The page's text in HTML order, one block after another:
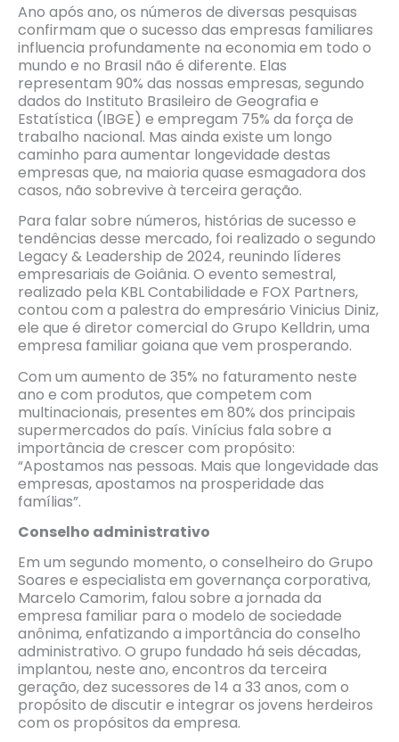
Ano após ano, os números de diversas pesquisas
confirmam que o sucesso das empresas familiares
influencia profundamente na economia em todo o
mundo e no Brasil não é diferente. Elas
representam 90% das nossas empresas, segundo
dados do Instituto Brasileiro de Geografia e
Estatística (IBGE) e empregam 75% da força de
trabalho nacional. Mas ainda existe um longo
caminho para aumentar longevidade destas
empresas que, na maioria quase esmagadora dos
casos, não sobrevive à terceira geração.
Para falar sobre números, histórias de sucesso e
tendências desse mercado, foi realizado o segundo
Legacy & Leadership de 2024, reunindo líderes
empresariais de Goiânia. O evento semestral,
realizado pela KBL Contabilidade e FOX Partners,
contou com a palestra do empresário Vinicius Diniz,
ele que é diretor comercial do Grupo Kelldrin, uma
empresa familiar goiana que vem prosperando.
Com um aumento de 35% no faturamento neste
ano e com produtos, que competem com
multinacionais, presentes em 80% dos principais
supermercados do país. Vinícius fala sobre a
importância de crescer com propósito:
“Apostamos nas pessoas. Mais que longevidade das
empresas, apostamos na prosperidade das
famílias”.
Conselho administrativo
Em um segundo momento, o conselheiro do Grupo
Soares e especialista em governança corporativa,
Marcelo Camorim, falou sobre a jornada da
empresa familiar para o modelo de sociedade
anônima, enfatizando a importância do conselho
administrativo. O grupo fundado há seis décadas,
implantou, neste ano, encontros da terceira
geração, dez sucessores de 14 a 33 anos, com o
propósito de discutir e integrar os jovens herdeiros
com os propósitos da empresa.